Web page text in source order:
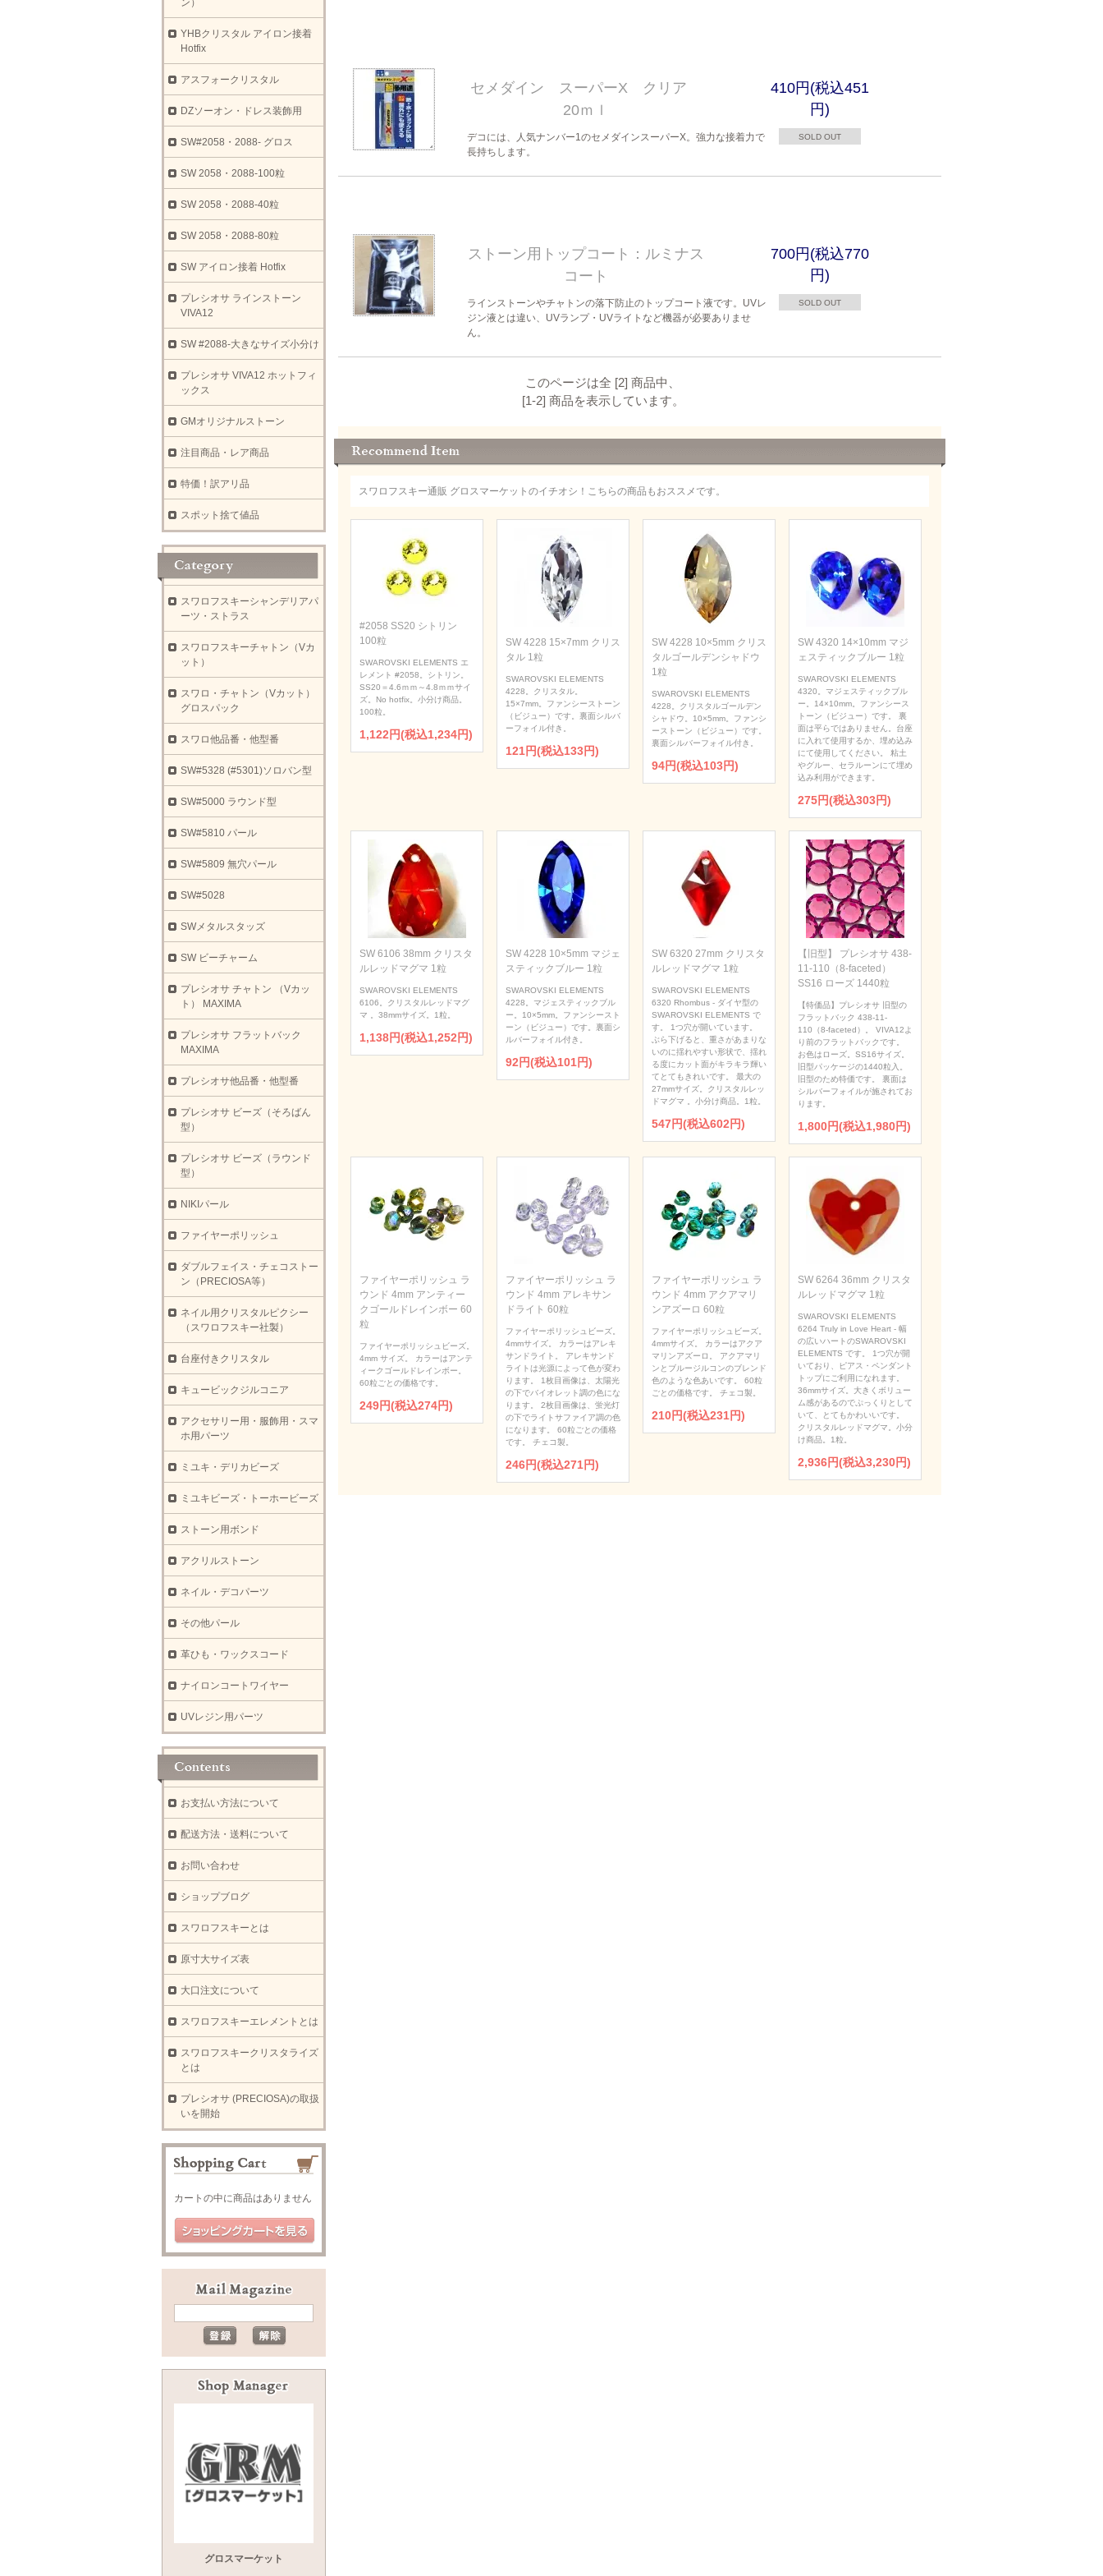
セメダイン スーパーX クリア
20ｍｌ
デコには、人気ナンバー1のセメダインスーパーX。強力な接着力で
長持ちします。
410円(税込451
円)
SOLD OUT
ストーン用トップコート：ルミナス
コート
ラインストーンやチャトンの落下防止のトップコート液です。UVレ
ジン液とは違い、UVランプ・UVライトなど機器が必要ありませ
ん。
700円(税込770
円)
SOLD OUT
このページは全 [2] 商品中、
[1-2] 商品を表示しています。
スワロフスキー通販 グロスマーケットのイチオシ！こちらの商品もおススメです。
#2058 SS20 シトリン
100粒
SWAROVSKI ELEMENTS エ
レメント #2058。シトリン。
SS20＝4.6ｍｍ～4.8ｍｍサイ
ズ。No hotfix。小分け商品。
100粒。
1,122円(税込1,234円)
SW 4228 15×7mm クリス
タル 1粒
SWAROVSKI ELEMENTS
4228。クリスタル。
15×7mm。ファンシーストーン
（ビジュー）です。裏面シルバ
ーフォイル付き。
121円(税込133円)
SW 4228 10×5mm クリス
タルゴールデンシャドウ
1粒
SWAROVSKI ELEMENTS
4228。クリスタルゴールデン
シャドウ。10×5mm。ファンシ
ーストーン（ビジュー）です。
裏面シルバーフォイル付き。
94円(税込103円)
SW 4320 14×10mm マジ
ェスティックブルー 1粒
SWAROVSKI ELEMENTS
4320。マジェスティックブル
ー。14×10mm。ファンシース
トーン（ビジュー）です。 裏
面は平らではありません。台座
に入れて使用するか、埋め込み
にて使用してください。 粘土
やグルー、セラルーンにて埋め
込み利用ができます。
275円(税込303円)
SW 6106 38mm クリスタ
ルレッドマグマ 1粒
SWAROVSKI ELEMENTS
6106。クリスタルレッドマグ
マ 。38mmサイズ。1粒。
1,138円(税込1,252円)
SW 4228 10×5mm マジェ
スティックブルー 1粒
SWAROVSKI ELEMENTS
4228。マジェスティックブル
ー。10×5mm。ファンシースト
ーン（ビジュー）です。裏面シ
ルバーフォイル付き。
92円(税込101円)
SW 6320 27mm クリスタ
ルレッドマグマ 1粒
SWAROVSKI ELEMENTS
6320 Rhombus - ダイヤ型の
SWAROVSKI ELEMENTS で
す。 1つ穴が開いています。
ぶら下げると、重さがあまりな
いのに揺れやすい形状で、揺れ
る度にカット面がキラキラ輝い
てとてもきれいです。 最大の
27mmサイズ。クリスタルレッ
ドマグマ 。小分け商品。1粒。
547円(税込602円)
【旧型】 プレシオサ 438-
11-110（8-faceted）
SS16 ローズ 1440粒
【特価品】プレシオサ 旧型の
フラットバック 438-11-
110（8-faceted）。 VIVA12よ
り前のフラットバックです。
お色はローズ。SS16サイズ。
旧型パッケージの1440粒入。
旧型のため特価です。 裏面は
シルバーフォイルが施されてお
ります。
1,800円(税込1,980円)
ファイヤーポリッシュ ラ
ウンド 4mm アンティー
クゴールドレインボー 60
粒
ファイヤーポリッシュビーズ。
4mm サイズ。 カラーはアンテ
ィークゴールドレインボー。
60粒ごとの価格です。
249円(税込274円)
ファイヤーポリッシュ ラ
ウンド 4mm アレキサン
ドライト 60粒
ファイヤーポリッシュビーズ。
4mmサイズ。 カラーはアレキ
サンドライト。 アレキサンド
ライトは光源によって色が変わ
ります。 1枚目画像は、太陽光
の下でバイオレット調の色にな
ります。 2枚目画像は、蛍光灯
の下でライトサファイア調の色
になります。 60粒ごとの価格
です。 チェコ製。
246円(税込271円)
ファイヤーポリッシュ ラ
ウンド 4mm アクアマリ
ンアズーロ 60粒
ファイヤーポリッシュビーズ。
4mmサイズ。 カラーはアクア
マリンアズーロ。 アクアマリ
ンとブルージルコンのブレンド
色のような色あいです。 60粒
ごとの価格です。 チェコ製。
210円(税込231円)
SW 6264 36mm クリスタ
ルレッドマグマ 1粒
SWAROVSKI ELEMENTS
6264 Truly in Love Heart - 幅
の広いハートのSWAROVSKI
ELEMENTS です。 1つ穴が開
いており、ピアス・ペンダント
トップにご利用になれます。
36mmサイズ。大きくボリュー
ム感があるのでぷっくりとして
いて、とてもかわいいです。
クリスタルレッドマグマ。小分
け商品。1粒。
2,936円(税込3,230円)
ン）
YHBクリスタル アイロン接着
Hotfix
アスフォークリスタル
DZソーオン・ドレス装飾用
SW#2058・2088- グロス
SW 2058・2088-100粒
SW 2058・2088-40粒
SW 2058・2088-80粒
SW アイロン接着 Hotfix
プレシオサ ラインストーン
VIVA12
SW #2088-大きなサイズ小分け
プレシオサ VIVA12 ホットフィ
ックス
GMオリジナルストーン
注目商品・レア商品
特価！訳アリ品
スポット捨て値品
スワロフスキーシャンデリアパ
ーツ・ストラス
スワロフスキーチャトン（Vカ
ット）
スワロ・チャトン（Vカット）
グロスパック
スワロ他品番・他型番
SW#5328 (#5301)ソロバン型
SW#5000 ラウンド型
SW#5810 パール
SW#5809 無穴パール
SW#5028
SWメタルスタッズ
SW ビーチャーム
プレシオサ チャトン （Vカッ
ト） MAXIMA
プレシオサ フラットバック
MAXIMA
プレシオサ他品番・他型番
プレシオサ ビーズ（そろばん
型）
プレシオサ ビーズ（ラウンド
型）
NIKIパール
ファイヤーポリッシュ
ダブルフェイス・チェコストー
ン（PRECIOSA等）
ネイル用クリスタルピクシー
（スワロフスキー社製）
台座付きクリスタル
キュービックジルコニア
アクセサリー用・服飾用・スマ
ホ用パーツ
ミユキ・デリカビーズ
ミユキビーズ・トーホービーズ
ストーン用ボンド
アクリルストーン
ネイル・デコパーツ
その他パール
革ひも・ワックスコード
ナイロンコートワイヤー
UVレジン用パーツ
お支払い方法について
配送方法・送料について
お問い合わせ
ショップブログ
スワロフスキーとは
原寸大サイズ表
大口注文について
スワロフスキーエレメントとは
スワロフスキークリスタライズ
とは
プレシオサ (PRECIOSA)の取扱
いを開始
カートの中に商品はありません
グロスマーケット